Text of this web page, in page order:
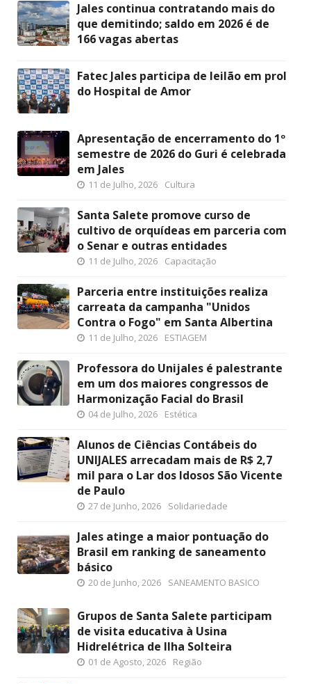
Jales continua contratando mais do
que demitindo; saldo em 2026 é de
166 vagas abertas
Fatec Jales participa de leilão em prol
do Hospital de Amor
Apresentação de encerramento do 1º
semestre de 2026 do Guri é celebrada
em Jales
11 de Julho, 2026 Cultura
Santa Salete promove curso de
cultivo de orquídeas em parceria com
o Senar e outras entidades
11 de Julho, 2026 Capacitação
Parceria entre instituições realiza
carreata da campanha "Unidos
Contra o Fogo" em Santa Albertina
11 de Julho, 2026 ESTIAGEM
Professora do Unijales é palestrante
em um dos maiores congressos de
Harmonização Facial do Brasil
04 de Julho, 2026 Estética
Alunos de Ciências Contábeis do
UNIJALES arrecadam mais de R$ 2,7
mil para o Lar dos Idosos São Vicente
de Paulo
27 de Junho, 2026 Solidariedade
Jales atinge a maior pontuação do
Brasil em ranking de saneamento
básico
20 de Junho, 2026 SANEAMENTO BASICO
Grupos de Santa Salete participam
de visita educativa à Usina
Hidrelétrica de Ilha Solteira
01 de Agosto, 2026 Região